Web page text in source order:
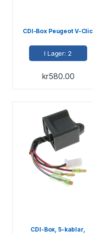
CDI-Box Peugeot V-Clic
I Lager: 2
kr580.00
CDI-Box, 5-kablar,